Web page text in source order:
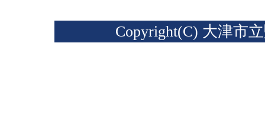
Copyright(C) 大津市